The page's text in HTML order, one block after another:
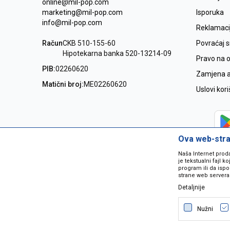
online@mil-pop.com
marketing@mil-pop.com
info@mil-pop.com
RačunCKB 510-155-60
Hipotekarna banka 520-13214-09
PIB:02260620
Matični broj:ME02260620
Isporuka
Povraćaj
Pravo na
Zamjena
Uslovi
Nastojimo da budemo što
Ova web-
Naša Internet
je tekstualni fajl
program ili da
strane web
Detaljnije
Nužni